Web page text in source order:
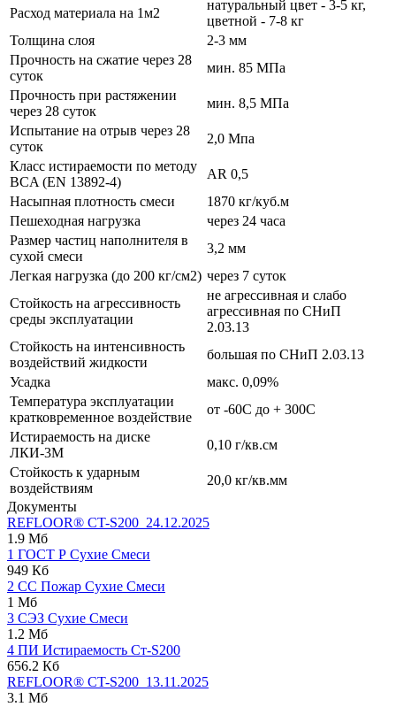
Расход материала на 1м2
натуральный цвет - 3-5 кг,
цветной - 7-8 кг
Толщина слоя
2-3 мм
Прочность на сжатие через 28
суток
мин. 85 МПа
Прочность при растяжении
через 28 суток
мин. 8,5 МПа
Испытание на отрыв через 28
суток
2,0 Мпа
Класс истираемости по методу
BCA (EN 13892-4)
AR 0,5
Насыпная плотность смеси
1870 кг/куб.м
Пешеходная нагрузка
через 24 часа
Размер частиц наполнителя в
сухой смеси
3,2 мм
Легкая нагрузка (до 200 кг/см2) через 7 суток
Стойкость на агрессивность
среды эксплуатации
не агрессивная и слабо
агрессивная по СНиП
2.03.13
Стойкость на интенсивность
воздействий жидкости
большая по СНиП 2.03.13
Усадка
макс. 0,09%
Температура эксплуатации
кратковременное воздействие
от -60С до + 300С
Истираемость на диске
ЛКИ-3М
0,10 г/кв.см
Стойкость к ударным
воздействиям
20,0 кг/кв.мм
Документы
REFLOOR® CT-S200_24.12.2025
1.9 Мб
1 ГОСТ Р Сухие Смеси
949 Кб
2 СС Пожар Сухие Смеси
1 Мб
3 СЭЗ Сухие Смеси
1.2 Мб
4 ПИ Истираемость Ст-S200
656.2 Кб
REFLOOR® CT-S200_13.11.2025
3.1 Мб